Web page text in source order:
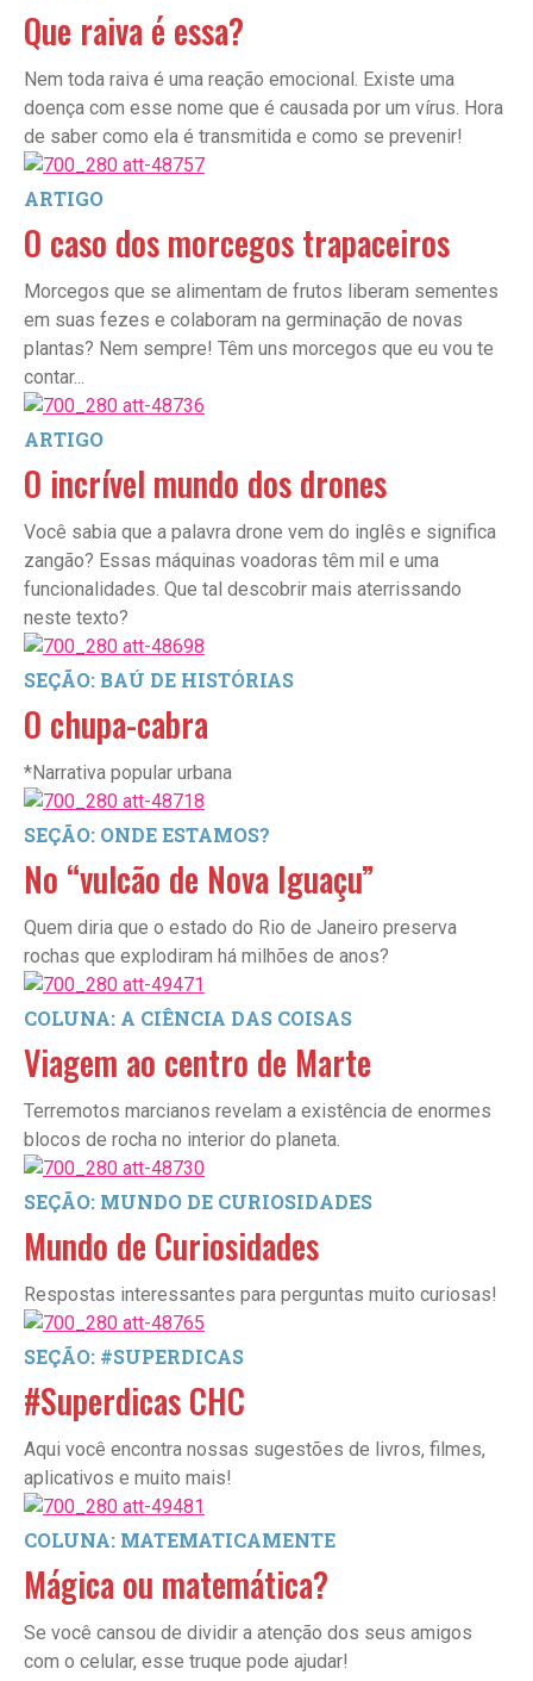
Que raiva é essa?
Nem toda raiva é uma reação emocional. Existe uma
doença com esse nome que é causada por um vírus. Hora
de saber como ela é transmitida e como se prevenir!
ARTIGO
O caso dos morcegos trapaceiros
Morcegos que se alimentam de frutos liberam sementes
em suas fezes e colaboram na germinação de novas
plantas? Nem sempre! Têm uns morcegos que eu vou te
contar...
ARTIGO
O incrível mundo dosdrones
Você sabia que a palavra drone vem do inglês e significa
zangão? Essas máquinas voadoras têm mil e uma
funcionalidades. Que tal descobrir mais aterrissando
neste texto?
SEÇÃO: BAÚ DE HISTÓRIAS
O chupa-cabra
*Narrativa popular urbana
SEÇÃO: ONDE ESTAMOS?
No “vulcão de Nova Iguaçu”
Quem diria que o estado do Rio de Janeiro preserva
rochas que explodiram há milhões de anos?
COLUNA: A CIÊNCIA DAS COISAS
Viagem ao centro de Marte
Terremotos marcianos revelam a existência de enormes
blocos de rocha no interior do planeta.
SEÇÃO: MUNDO DE CURIOSIDADES
Mundo de Curiosidades
Respostas interessantes para perguntas muito curiosas!
SEÇÃO: #SUPERDICAS
#Superdicas CHC
Aqui você encontra nossas sugestões de livros, filmes,
aplicativos e muito mais!
COLUNA: MATEMATICAMENTE
Mágica ou matemática?
Se você cansou de dividir a atenção dos seus amigos
com o celular, esse truque pode ajudar!